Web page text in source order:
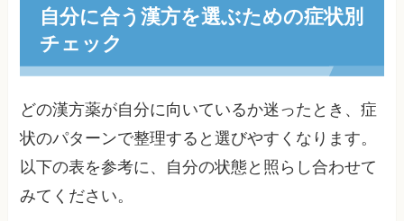
自分に合う漢方を選ぶための症状別
チェック
どの漢方薬が自分に向いているか迷ったとき、症
状のパターンで整理すると選びやすくなります。
以下の表を参考に、自分の状態と照らし合わせて
みてください。